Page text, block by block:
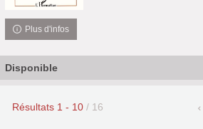
Plus d'infos
Disponible
Résultats 1 - 10 / 16